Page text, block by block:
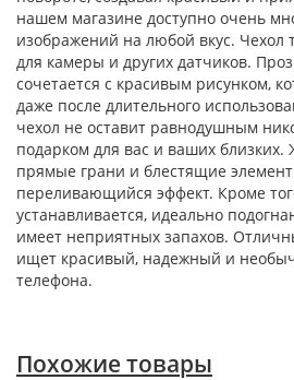
нашем магазине доступно очень
изображений на любой вкус. Чехол
для камеры и других датчиков.
сочетается с красивым рисунком,
даже после длительного
чехол не оставит равнодушным
подарком для вас и ваших
прямые грани и блестящие
переливающийся эффект. Кроме
устанавливается, идеально
имеет неприятных запахов.
ищет красивый, надежный и
телефона.
Похожие товары